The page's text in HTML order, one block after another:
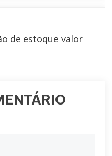
de estoque valor